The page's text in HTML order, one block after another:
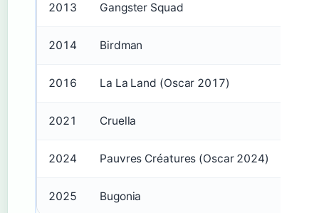
2013 Gangster Squad
2014 Birdman
2016 La La Land (Oscar 2017)
2021 Cruella
2024 Pauvres Créatures (Oscar 2024)
2025 Bugonia